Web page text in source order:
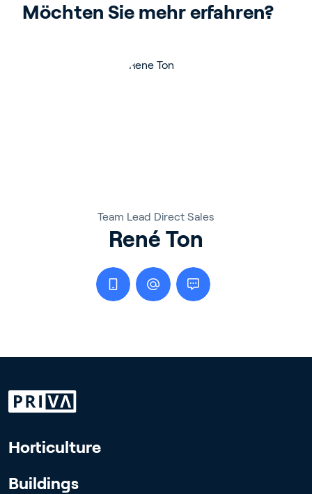
Möchten Sie mehr erfahren?
Team Lead Direct Sales
René Ton
Horticulture
Buildings